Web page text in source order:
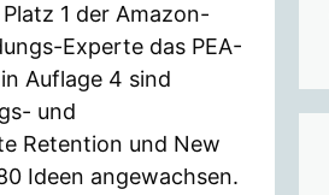
1 der Amazon-
Experte das PEA-
Auflage 4 sind
und
Retention und New
Ideen angewachsen.